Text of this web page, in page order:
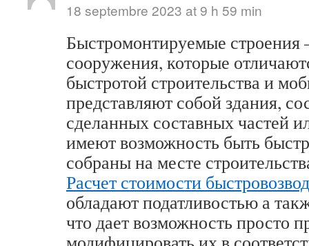
18 septembre 2023 at 9 h 59 min
Быстромонтируемые строения
сооружения, которые
быстротой строительства и
представляют собой здания,
сделанных составных частей
имеют возможность быть
собраны на месте
Расчет стоимости
обладают податливостью а
что дает возможность просто